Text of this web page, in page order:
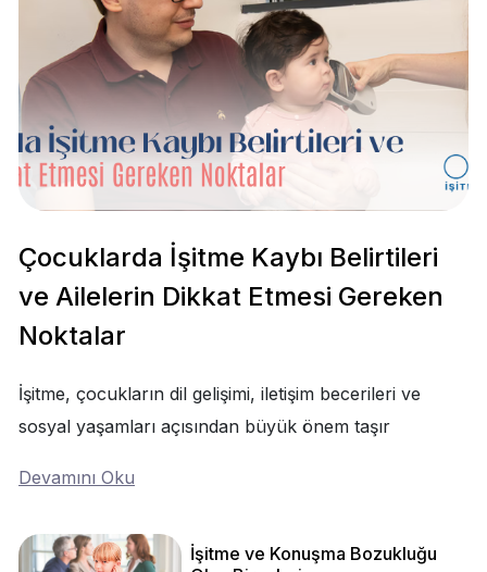
Çocuklarda İşitme Kaybı Belirtileri
ve Ailelerin Dikkat Etmesi Gereken
Noktalar
İşitme, çocukların dil gelişimi, iletişim becerileri ve
sosyal yaşamları açısından büyük önem taşır
Devamını Oku
İşitme ve Konuşma Bozukluğu